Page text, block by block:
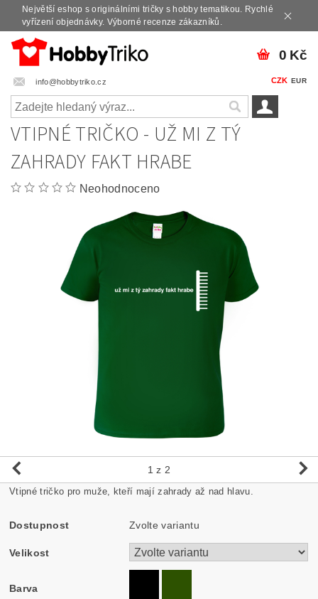
Největší eshop s originálními tričky s hobby tematikou. Rychlé
vyřízení objednávky. Výborné recenze zákazníků.
info@hobbytriko.cz CZK EUR
0 Kč
VTIPNÉ TRIČKO - UŽ MI Z TÝ
ZAHRADY FAKT HRABE
Neohodnoceno
1 z 2
Vtipné tričko pro muže, kteří mají zahrady až nad hlavu.
Dostupnost Zvolte variantu
Velikost
Barva